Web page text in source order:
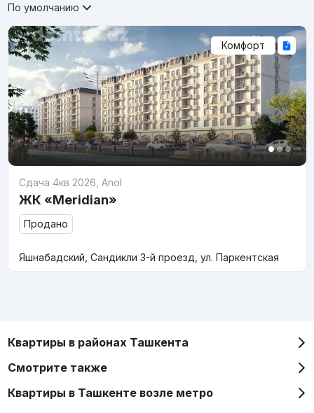
По умолчанию
Комфорт
Сдача 4кв 2026 Anol
ЖК «Meridian»
Продано
Яшнабадский, Сандикли 3-й проезд, ул. Паркентская
Квартиры в районах Ташкента
Смотрите также
Квартиры в Ташкенте возле метро